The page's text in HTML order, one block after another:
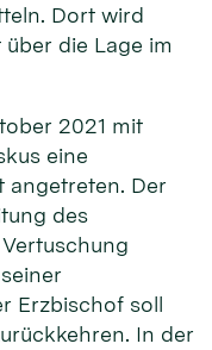
Dort wird
die Lage im
2021 mit
eine
angetreten. Der
des
Erzbischof soll
In der